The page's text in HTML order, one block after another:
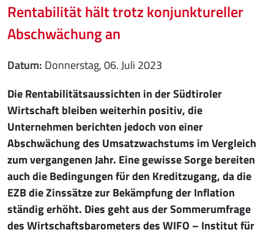
Rentabilität hält trotz konjunktureller
Abschwächung an
Datum Donnerstag, 06. Juli 2023
Die Rentabilitätsaussichten in der Südtiroler
Wirtschaft bleiben weiterhin positiv, die
Unternehmen berichten jedoch von einer
Abschwächung des Umsatzwachstums im Vergleich
zum vergangenen Jahr. Eine gewisse Sorge bereiten
auch die Bedingungen für den Kreditzugang, da die
EZB die Zinssätze zur Bekämpfung der Inflation
ständig erhöht. Dies geht aus der Sommerumfrage
des Wirtschaftsbarometers des WIFO – Institut für